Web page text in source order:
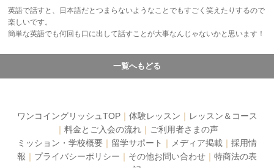
英語で話すと、日本語だとつまらないようなことでもすごく笑えたりするので
楽しいです。
簡単な英語でも何回も口に出して話すことが大事なんじゃないかと思います！
一覧へもどる
ワンコイングリッシュTOP｜ 体験レッスン ｜ レッスン＆コース
｜ 料金とご入会の流れ ｜ ご利用者さまの声
ミッション・学校概要 ｜ 留学サポート ｜ メディア掲載 ｜ 採用情
報 ｜ プライバシーポリシー ｜ その他お問い合わせ ｜ 特商法の表